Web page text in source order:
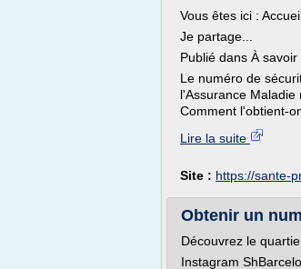
Vous êtes ici :
Je partage...
Publié dans À
Le numéro de
l'Assurance Maladie
Comment l'obtient-
Lire la suite
Site : https://sante-
Obtenir un
Découvrez le
Instagram